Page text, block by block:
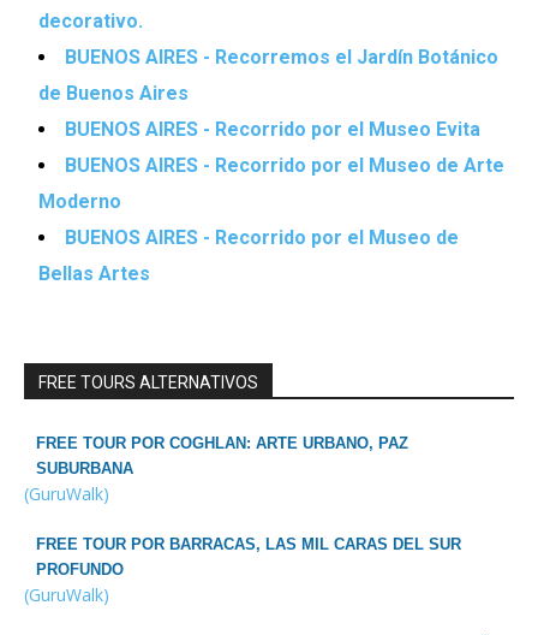
decorativo.
BUENOS AIRES - Recorremos el Jardín Botánico
de Buenos Aires
BUENOS AIRES - Recorrido por el Museo Evita
BUENOS AIRES - Recorrido por el Museo de Arte
Moderno
BUENOS AIRES - Recorrido por el Museo de
Bellas Artes
FREE TOURS ALTERNATIVOS
FREE TOUR POR COGHLAN: ARTE URBANO, PAZ
SUBURBANA
(GuruWalk)
FREE TOUR POR BARRACAS, LAS MIL CARAS DEL SUR
PROFUNDO
(GuruWalk)